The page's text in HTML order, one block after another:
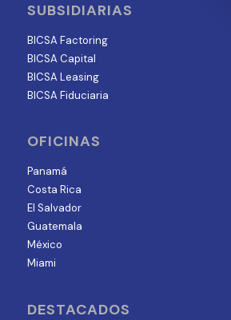
SUBSIDIARIAS
BICSA Factoring
BICSA Capital
BICSA Leasing
BICSA Fiduciaria
OFICINAS
Panamá
Costa Rica
El Salvador
Guatemala
México
Miami
DESTACADOS